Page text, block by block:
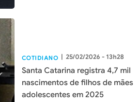
COTIDIANO | 25/02/2026 - 13h28
Santa Catarina registra 4,7 mil
nascimentos de filhos de mães
adolescentes em 2025